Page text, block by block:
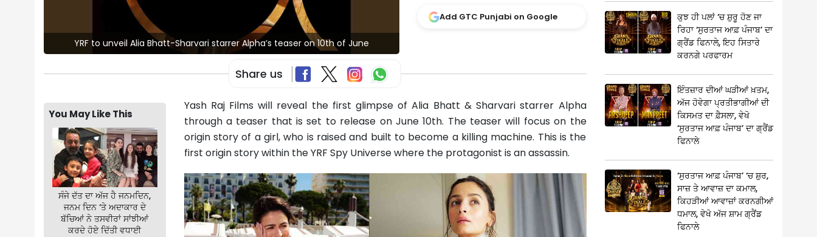
YRF to unveil Alia Bhatt-Sharvari starrer Alpha’s teaser on 10th of June
Add GTC Punjabi on Google
Share us
You May Like This
ਸੰਜੇ ਦੱਤ ਦਾ ਅੱਜ ਹੈ ਜਨਮਦਿਨ,
ਜਨਮ ਦਿਨ ‘ਤੇ ਅਦਾਕਾਰ ਦੇ
ਬੱਚਿਆਂ ਨੇ ਤਸਵੀਰਾਂ ਸਾਂਝੀਆਂ
ਕਰਦੇ ਹੋਏ ਦਿੱਤੀ ਵਧਾਈ
Yash Raj Films will reveal the first glimpse of Alia Bhatt & Sharvari starrer Alpha
through a teaser that is set to release on June 10th. The teaser will focus on the
origin story of a girl, who is raised and built to become a killing machine. This is the
first origin story within the YRF Spy Universe where the protagonist is an assassin.
ਕੁਝ ਹੀ ਪਲਾਂ ‘ਚ ਸ਼ੁਰੂ ਹੋਣ ਜਾ
ਰਿਹਾ ‘ਸੁਰਤਾਜ ਆਫ਼ ਪੰਜਾਬ’ ਦਾ
ਗ੍ਰੈਂਡ ਫਿਨਾਲੇ, ਇਹ ਸਿਤਾਰੇ
ਕਰਨਗੇ ਪਰਫਾਰਮ
ਇੰਤਜ਼ਾਰ ਦੀਆਂ ਘੜੀਆਂ ਖ਼ਤਮ,
ਅੱਜ ਹੋਵੇਗਾ ਪ੍ਰਤੀਭਾਗੀਆਂ ਦੀ
ਕਿਸਮਤ ਦਾ ਫ਼ੈਸਲਾ, ਵੇਖੋ
‘ਸੁਰਤਾਜ ਆਫ਼ ਪੰਜਾਬ’ ਦਾ ਗ੍ਰੈਂਡ
ਫਿਨਾਲੇ
‘ਸੁਰਤਾਜ ਆਫ਼ ਪੰਜਾਬ’ ‘ਚ ਸ਼ੁਰ,
ਸਾਜ਼ ਤੇ ਆਵਾਜ਼ ਦਾ ਕਮਾਲ,
ਕਿਹੜੀਆਂ ਆਵਾਜ਼ਾਂ ਕਰਨਗੀਆਂ
ਧਮਾਲ, ਵੇਖੋ ਅੱਜ ਸ਼ਾਮ ਗ੍ਰੈਂਡ
ਫਿਨਾਲੇ